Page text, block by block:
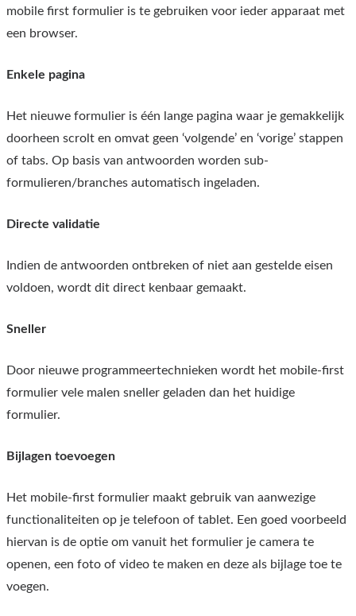
mobile first formulier is te gebruiken voor ieder apparaat met
een browser.
Enkele pagina
Het nieuwe formulier is één lange pagina waar je gemakkelijk
doorheen scrolt en omvat geen ‘volgende’ en ‘vorige’ stappen
of tabs. Op basis van antwoorden worden sub-
formulieren/branches automatisch ingeladen.
Directe validatie
Indien de antwoorden ontbreken of niet aan gestelde eisen
voldoen, wordt dit direct kenbaar gemaakt.
Sneller
Door nieuwe programmeertechnieken wordt het mobile-first
formulier vele malen sneller geladen dan het huidige
formulier.
Bijlagen toevoegen
Het mobile-first formulier maakt gebruik van aanwezige
functionaliteiten op je telefoon of tablet. Een goed voorbeeld
hiervan is de optie om vanuit het formulier je camera te
openen, een foto of video te maken en deze als bijlage toe te
voegen.